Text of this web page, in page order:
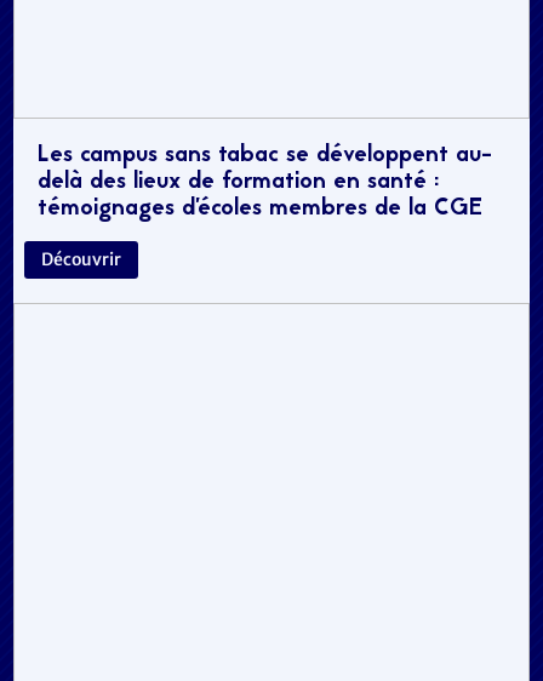
Les campus sans tabac se développent au-
delà des lieux de formation en santé :
témoignages d’écoles membres de la CGE
Découvrir